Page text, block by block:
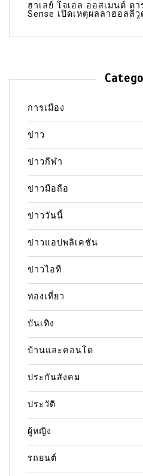
ฮาเลย์ โจเอล ออสเมนต์ ดา
Sense เปิดเหตุผลลาฮอลลีวู
การเมือง
ข่าว
ข่าวกีฬา
ข่าวมือถือ
ข่าววันนี้
ข่าวแอปพลิเคชัน
ข่าวไอที
ท่องเที่ยว
บันเทิง
บ้านและคอนโด
ประกันสังคม
ประวัติ
ผู้หญิง
รถยนต์